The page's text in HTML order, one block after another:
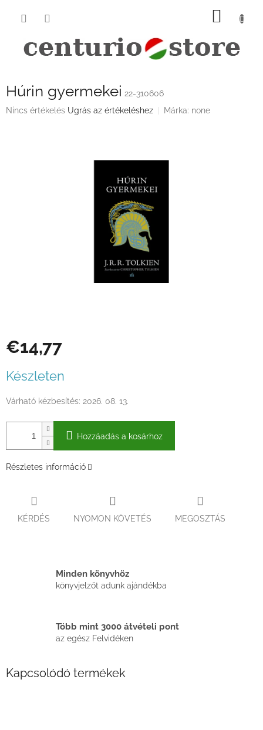
KOSÁR
Húrin gyermekei 22-310606
A
Nincs értékelés Ugrás az értékeléshez Márka: none
€14,77
Készleten
Várható kézbesítés: 2026. 08. 13.
Hozzáadás a kosárhoz
Részletes információ
KÉRDÉS NYOMON KÖVETÉS MEGOSZTÁS
Minden könyvhöz
könyvjelzőt adunk ajándékba
Több mint 3000 átvételi pont
az egész Felvidéken
Kapcsolódó termékek